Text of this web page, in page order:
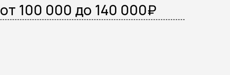
от 100 000 до 140 000₽